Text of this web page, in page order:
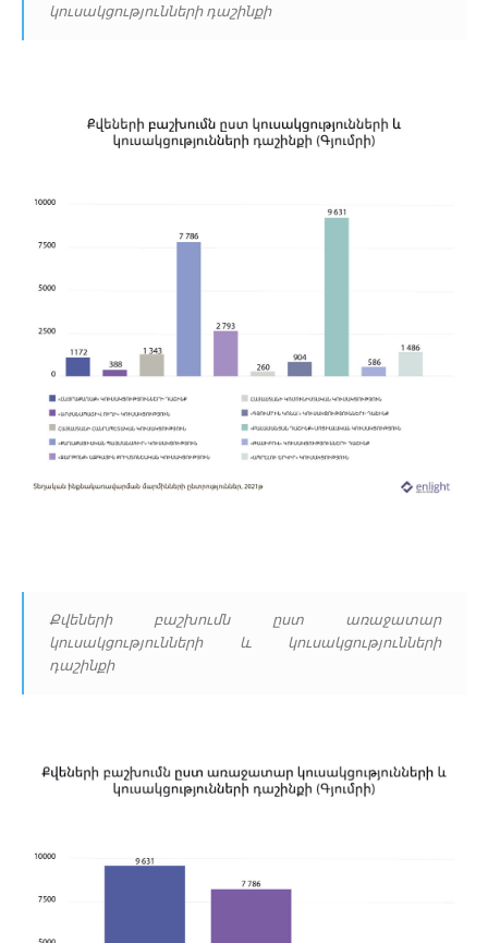
կուսակցությունների դաշինքի
Քվեների բաշխումն ըստ առաջատար
կուսակցությունների և կուսակցությունների
դաշինքի